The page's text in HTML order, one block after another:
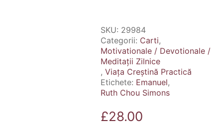
SKU: 29984
Categorii: Carti,
Motivationale / Devotionale /
Meditații Zilnice
, Viața Creștină Practică
Etichete: Emanuel,
Ruth Chou Simons
£28.00